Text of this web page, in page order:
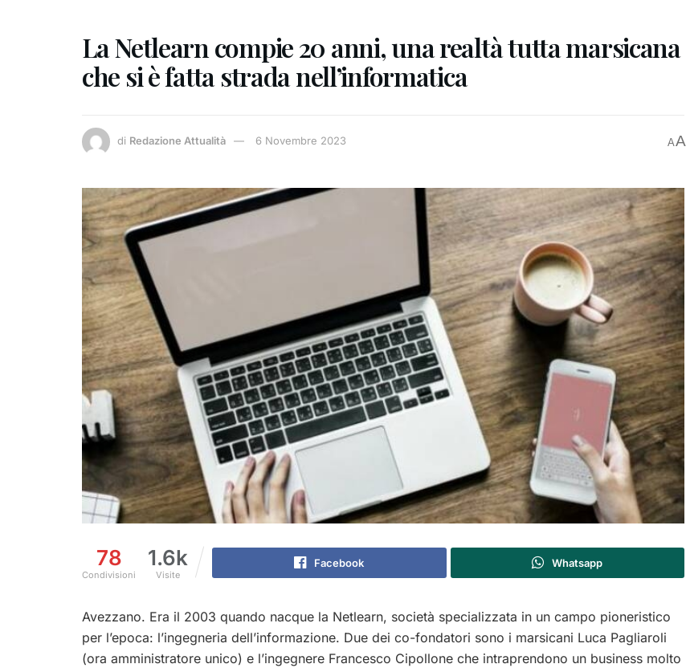
La Netlearn compie 20 anni, una realtà tutta marsicana
che si è fatta strada nell’informatica
di Redazione Attualità 6 Novembre 2023 AA
78
Condivisioni
1.6k
Visite
Facebook Whatsapp
Avezzano. Era il 2003 quando nacque la Netlearn, società specializzata in un campo pioneristico
per l’epoca: l’ingegneria dell’informazione. Due dei co-fondatori sono i marsicani Luca Pagliaroli
(ora amministratore unico) e l’ingegnere Francesco Cipollone che intraprendono un business molto